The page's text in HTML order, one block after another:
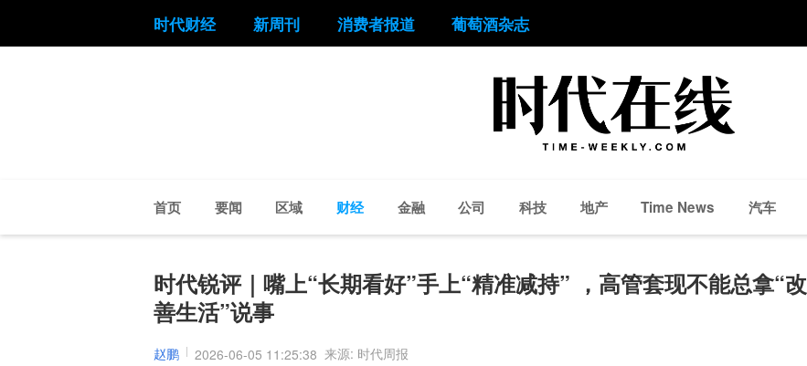
时代财经 新周刊 消费者报道 葡萄酒杂志
首页 要闻 区域 财经 金融 公司 科技 地产 Time News 汽车
时代锐评｜嘴上“长期看好”手上“精准减持” ，高管套现不能总拿“改
善生活”说事
赵鹏 2026-06-05 11:25:38 来源: 时代周报